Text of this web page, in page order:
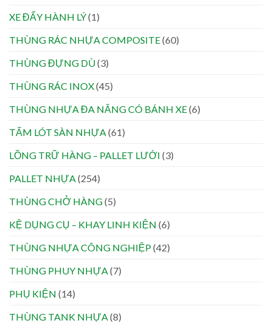
XE ĐẨY HÀNH LÝ(1)
THÙNG RÁC NHỰA COMPOSITE(60)
THÙNG ĐỰNG DÙ(3)
THÙNG RÁC INOX(45)
THÙNG NHỰA ĐA NĂNG CÓ BÁNH XE(6)
TẤM LÓT SÀN NHỰA(61)
LỒNG TRỮ HÀNG – PALLET LƯỚI (3)
PALLET NHỰA(254)
THÙNG CHỞ HÀNG(5)
KỆ DỤNG CỤ – KHAY LINH KIỆN (6)
THÙNG NHỰA CÔNG NGHIỆP(42)
THÙNG PHUY NHỰA(7)
PHỤ KIỆN (14)
THÙNG TANK NHỰA(8)